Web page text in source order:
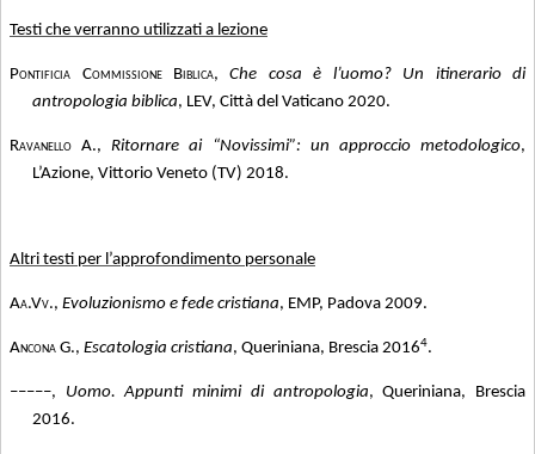
Testi che verranno utilizzati a lezione
Pontificia Commissione Biblica,Che cosa è l’uomo? Un itinerario di
antropologia biblica, LEV, Città del Vaticano 2020.
Ravanello A.,Ritornare ai “Novissimi”: un approccio metodologico,
L’Azione, Vittorio Veneto (TV) 2018.
Altri testi per l’approfondimento personale
Aa.Vv.,Evoluzionismo e fede cristiana, EMP, Padova 2009.
Ancona G.,Escatologia cristiana, Queriniana, Brescia 20164.
–––––, Uomo. Appunti minimi di antropologia, Queriniana, Brescia
2016.